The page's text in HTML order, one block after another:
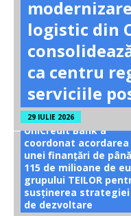
logistic din
ca centru
serviciile
29 IULIE 2026
UniCredit Bank a
coordonat acordarea
unei finanțări de
115 de milioane de
grupului TEILOR
susținerea strategiei
de dezvoltare